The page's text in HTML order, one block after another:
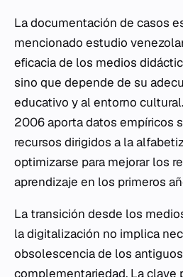
La documentación de casos
mencionado estudio
eficacia de los medios
sino que depende de su
educativo y al entorno
2006 aporta datos empíricos
recursos dirigidos a la
optimizarse para mejorar los
aprendizaje en los primeros
La transición desde los
la digitalización no implica
obsolescencia de los
complementariedad. La clave